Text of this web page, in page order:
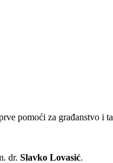
pomoći za građanstvo i
dr. Slavko Lovasić.